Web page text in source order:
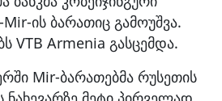
ის ბარათიც გამოუშვა.
VTB Armenia გასცემდა.
Mir-ბარათებმა რუსეთის